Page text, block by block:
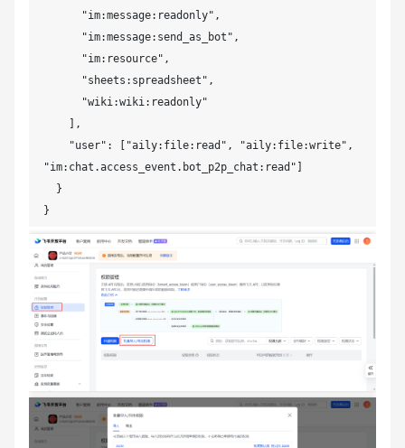
"im:chat.access_event.bot_p2p_chat:read"]
}